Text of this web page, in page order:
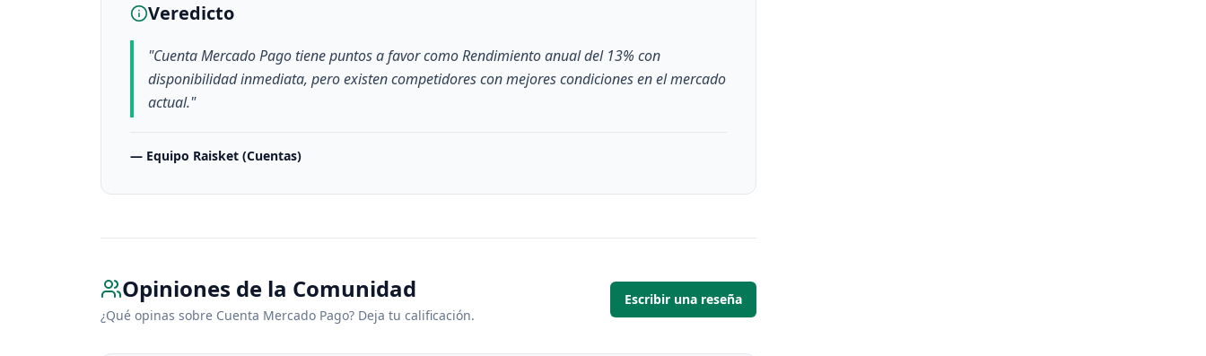
Veredicto
"Cuenta Mercado Pago tiene puntos a favor como Rendimiento anual del 13% con
disponibilidad inmediata, pero existen competidores con mejores condiciones en el mercado
actual."
— Equipo Raisket (Cuentas)
Opiniones de la Comunidad
¿Qué opinas sobre Cuenta Mercado Pago? Deja tu calificación.
Escribir una reseña